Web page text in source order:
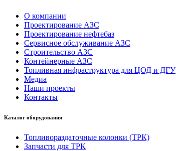
О компании
Проектирование АЗС
Проектирование нефтебаз
Сервисное обслуживание АЗС
Строительство АЗС
Контейнерные АЗС
Топливная инфраструктура для ЦОД и ДГУ
Медиа
Наши проекты
Контакты
Каталог оборудования
Топливораздаточные колонки (ТРК)
Запчасти для ТРК